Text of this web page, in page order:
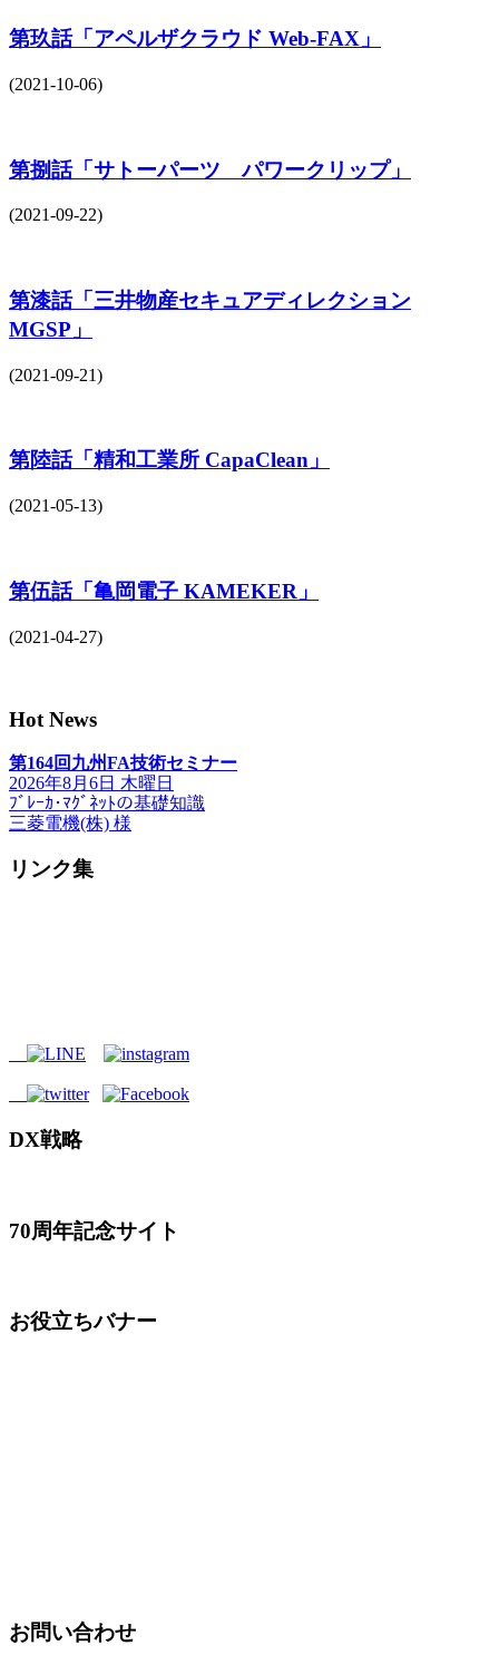
第玖話「アペルザクラウド Web-FAX」
(2021-10-06)
第捌話「サトーパーツ パワークリップ」
(2021-09-22)
第漆話「三井物産セキュアディレクション
MGSP」
(2021-09-21)
第陸話「精和工業所 CapaClean」
(2021-05-13)
第伍話「亀岡電子 KAMEKER」
(2021-04-27)
Hot News
第164回九州FA技術セミナー
2026年8月6日 木曜日
ﾌﾞﾚｰｶ･ﾏｸﾞﾈｯﾄの基礎知識
三菱電機(株) 様
リンク集
DX戦略
70周年記念サイト
お役立ちバナー
お問い合わせ